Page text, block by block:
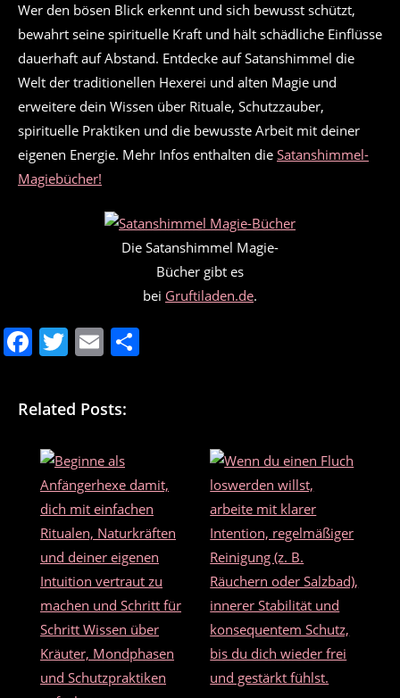
Wer den bösen Blick erkennt und sich bewusst schützt,
bewahrt seine spirituelle Kraft und hält schädliche Einflüsse
dauerhaft auf Abstand. Entdecke auf Satanshimmel die
Welt der traditionellen Hexerei und alten Magie und
erweitere dein Wissen über Rituale, Schutzzauber,
spirituelle Praktiken und die bewusste Arbeit mit deiner
eigenen Energie. Mehr Infos enthalten die Satanshimmel-
Magiebücher!
Die Satanshimmel Magie-
Bücher gibt es
bei Gruftiladen.de.
F
c
e
b
o
o
k
T
itt
er
E
ai
l
Related Posts: